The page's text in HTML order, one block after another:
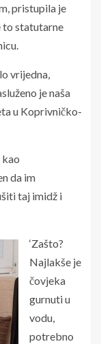
pristupila je
to statutarne
vrijedna,
je naša
u Koprivničko-
da im
taj imidž i
‘Zašto?
Najlakše je
čovjeka
gurnuti u
vodu,
potrebno